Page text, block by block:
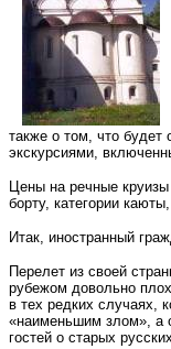
также о том, что будет
экскурсиями,
Цены на речные
борту, категории
Итак, иностранный
Перелет из своей
рубежом довольно
в тех редких случаях,
«наименьшим злом», а
гостей о старых